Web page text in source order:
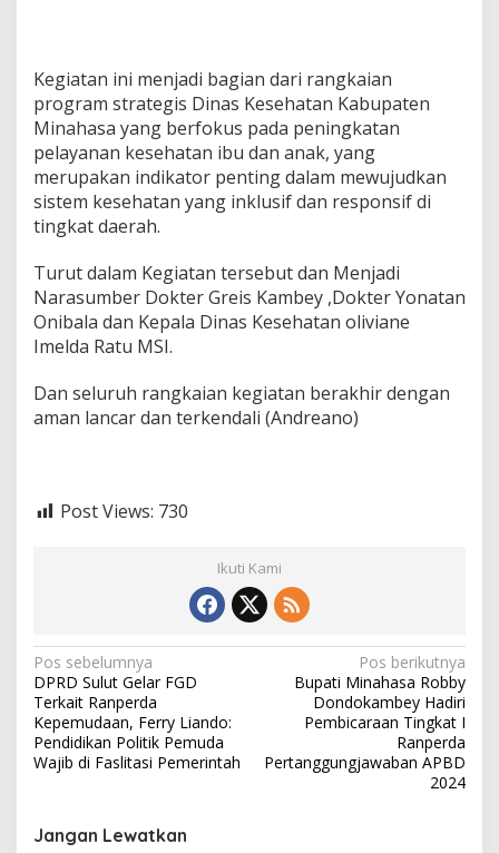
Kegiatan ini menjadi bagian dari rangkaian
program strategis Dinas Kesehatan Kabupaten
Minahasa yang berfokus pada peningkatan
pelayanan kesehatan ibu dan anak, yang
merupakan indikator penting dalam mewujudkan
sistem kesehatan yang inklusif dan responsif di
tingkat daerah.
Turut dalam Kegiatan tersebut dan Menjadi
Narasumber Dokter Greis Kambey ,Dokter Yonatan
Onibala dan Kepala Dinas Kesehatan oliviane
Imelda Ratu MSI.
Dan seluruh rangkaian kegiatan berakhir dengan
aman lancar dan terkendali (Andreano)
Post Views: 730
Ikuti Kami
N
a
v
i
a
Pos sebelumnya
DPRD Sulut Gelar FGD
Terkait Ranperda
Kepemudaan, Ferry Liando:
Pendidikan Politik Pemuda
Wajib di Faslitasi Pemerintah
Pos berikutnya
Bupati Minahasa Robby
Dondokambey Hadiri
Pembicaraan Tingkat I
Ranperda
Pertanggungjawaban APBD
2024
Jangan Lewatkan